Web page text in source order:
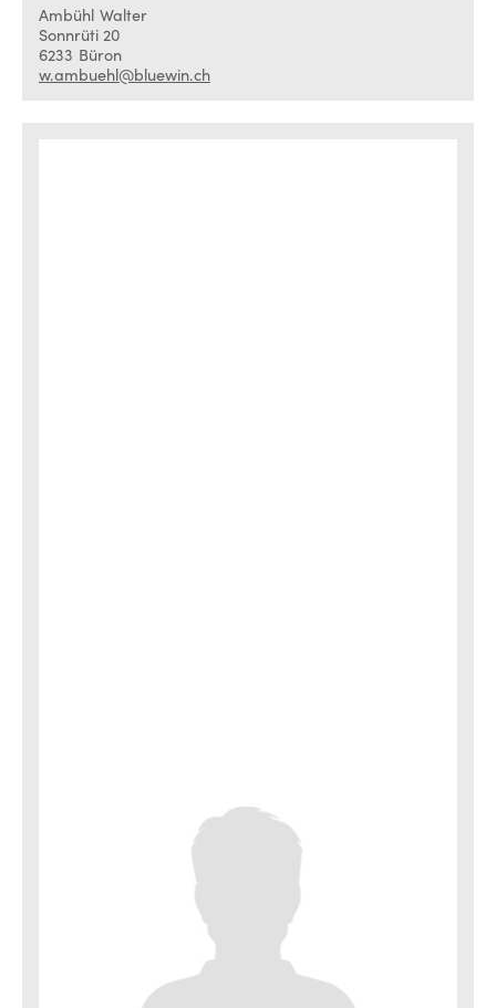
Ambühl Walter
Sonnrüti 20
6233 Büron
w.ambuehl@bluewin.ch